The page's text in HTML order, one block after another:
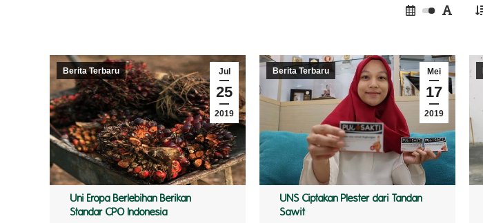
Jul
25
2019
Berita Terbaru
Uni Eropa Berlebihan Berikan
Standar CPO Indonesia
Mei
17
2019
Berita Terbaru
UNS Ciptakan Plester dari Tandan
Sawit